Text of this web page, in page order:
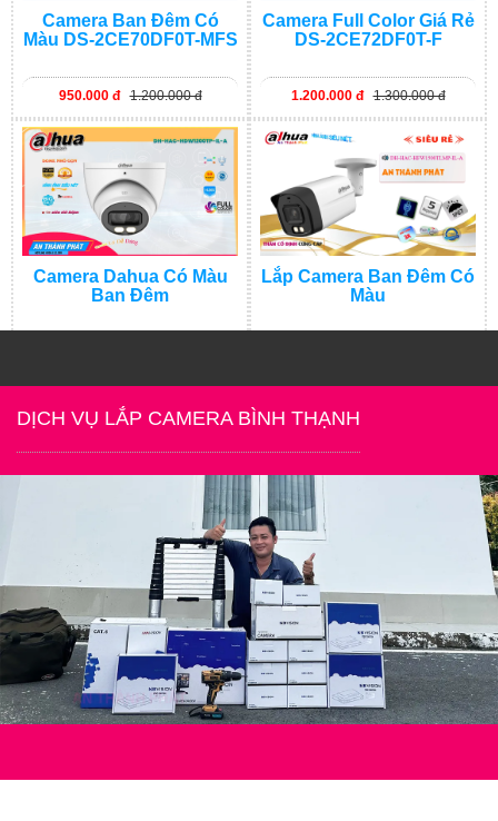
Camera Ban Đêm Có
Màu DS-2CE70DF0T-MFS
950.000 đ 1.200.000 đ
Camera Full Color Giá Rẻ
DS-2CE72DF0T-F
1.200.000 đ 1.300.000 đ
Camera Dahua Có Màu
Ban Đêm
Lắp Camera Ban Đêm Có
Màu
DỊCH VỤ LẮP CAMERA BÌNH THẠNH